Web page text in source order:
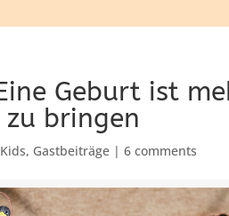
Geburt ist
bringen
, Gastbeiträge |6 comments